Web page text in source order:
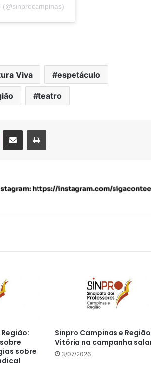
(@sinprocampinas)
Viva espetáculo
teatro
sobre
Sinpro Campinas e
Vitória na campanha
3/07/2026